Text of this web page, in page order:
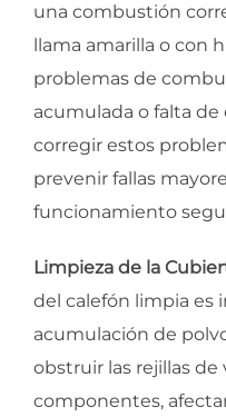
una combustión
llama amarilla o con
problemas de
acumulada o falta
corregir estos
prevenir fallas
funcionamiento
Limpieza de la
del calefón limpia es
acumulación de
obstruir las rejillas
componentes,